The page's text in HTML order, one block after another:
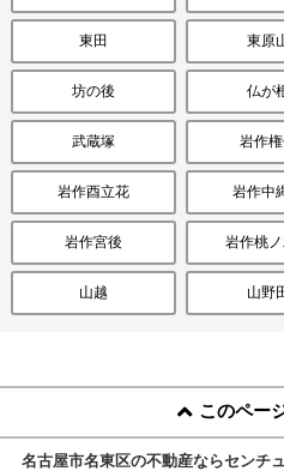
東田 東原
坊の後 仏が
武蔵塚 岩作
岩作酉立花 岩作中
岩作宮後 岩作桃
山越 山野
このペー
名古屋市名東区の不動産ならセンチ